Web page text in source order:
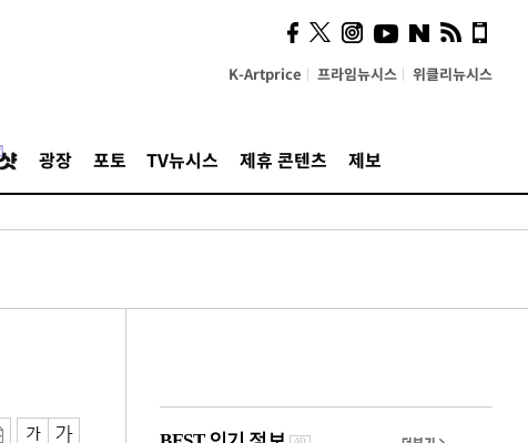
K-Artprice 프라임뉴시스 위클리뉴시스
광장 포토 TV뉴시스 제휴 콘텐츠 제보
사이 해답 찾았죠"…알을
깨고 나온 '초자아'